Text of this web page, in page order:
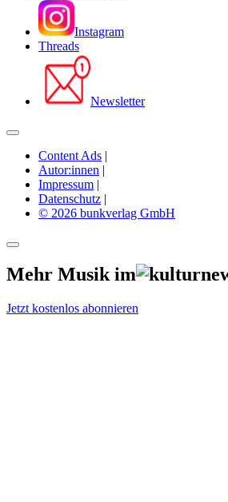
Instagram
Threads
Newsletter
Content Ads |
Autor:innen |
Impressum |
Datenschutz |
© 2026 bunkverlag GmbH
Mehr Musik im
Jetzt kostenlos abonnieren